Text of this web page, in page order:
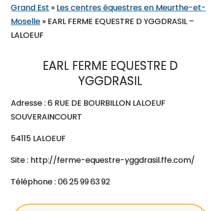
Grand Est » Les centres équestres en Meurthe-et-
Moselle » EARL FERME EQUESTRE D YGGDRASIL –
LALOEUF
EARL FERME EQUESTRE D
YGGDRASIL
Adresse : 6 RUE DE BOURBILLON LALOEUF
SOUVERAINCOURT
54115 LALOEUF
Site : http://ferme-equestre-yggdrasil.ffe.com/
Téléphone : 06 25 99 63 92